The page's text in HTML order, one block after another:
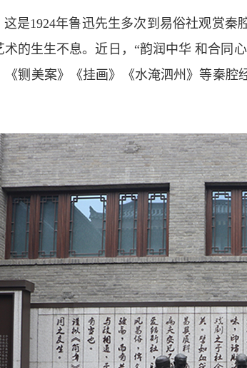
1924年鲁迅先生多次到易俗社观赏秦
术的生生不息。近日，“韵润中华 和合同
《铡美案》《挂画》《水淹泗州》等秦